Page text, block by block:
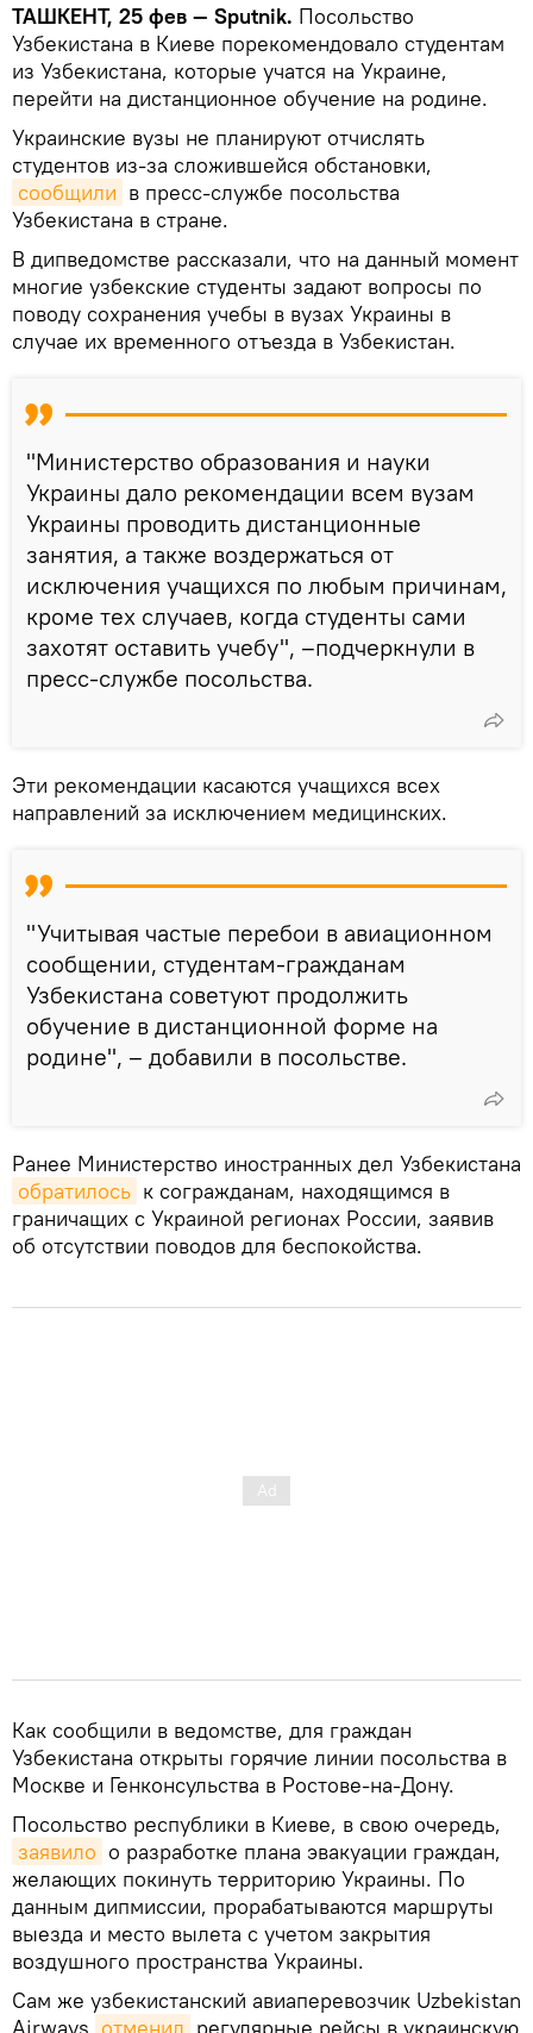
ТАШКЕНТ, 25 фев — Sputnik. Посольство
Узбекистана в Киеве порекомендовало студентам
из Узбекистана, которые учатся на Украине,
перейти на дистанционное обучение на родине.
Украинские вузы не планируют отчислять
студентов из-за сложившейся обстановки,
сообщили в пресс-службе посольства
Узбекистана в стране.
В дипведомстве рассказали, что на данный момент
многие узбекские студенты задают вопросы по
поводу сохранения учебы в вузах Украины в
случае их временного отъезда в Узбекистан.
"Министерство образования и науки
Украины дало рекомендации всем вузам
Украины проводить дистанционные
занятия, а также воздержаться от
исключения учащихся по любым причинам,
кроме тех случаев, когда студенты сами
захотят оставить учебу", –подчеркнули в
пресс-службе посольства.
Эти рекомендации касаются учащихся всех
направлений за исключением медицинских.
"Учитывая частые перебои в авиационном
сообщении, студентам-гражданам
Узбекистана советуют продолжить
обучение в дистанционной форме на
родине", – добавили в посольстве.
Ранее Министерство иностранных дел Узбекистана
обратилось к согражданам, находящимся в
граничащих с Украиной регионах России, заявив
об отсутствии поводов для беспокойства.
Как сообщили в ведомстве, для граждан
Узбекистана открыты горячие линии посольства в
Москве и Генконсульства в Ростове-на-Дону.
Посольство республики в Киеве, в свою очередь,
заявило о разработке плана эвакуации граждан,
желающих покинуть территорию Украины. По
данным дипмиссии, прорабатываются маршруты
выезда и место вылета с учетом закрытия
воздушного пространства Украины.
Сам же узбекистанский авиаперевозчик Uzbekistan
Airways отменил регулярные рейсы в украинскую